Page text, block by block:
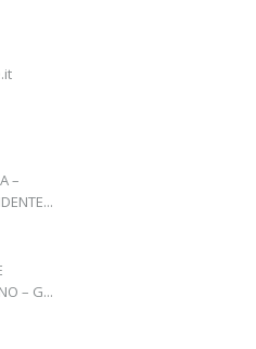
–
– G...